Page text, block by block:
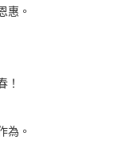
惠。
！
為。